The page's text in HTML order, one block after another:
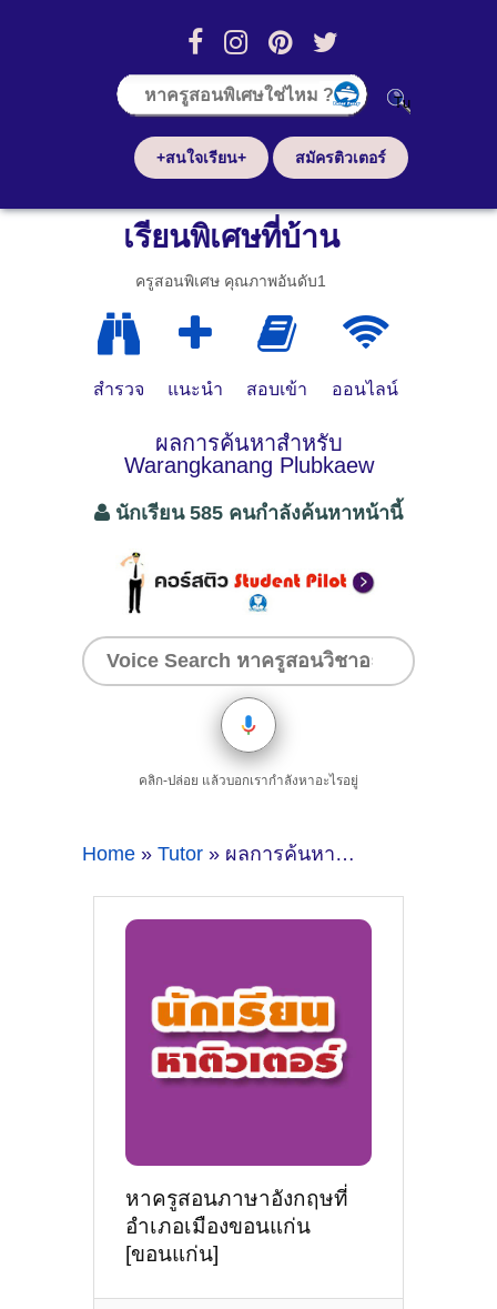
+สนใจเรียน+ สมัครติวเตอร์
เรียนพิเศษที่บ้าน
ครูสอนพิเศษ คุณภาพอันดับ1
สำรวจ แนะนำ สอบเข้า ออนไลน์
ผลการค้นหาสำหรับ
Warangkanang Plubkaew
นักเรียน 585 คนกำลังค้นหาหน้านี้
คลิก-ปล่อย แล้วบอกเรากำลังหาอะไรอยู่
Home » Tutor » ผลการค้นหาสำหรับ Warangkanang Plubkaew
หาครูสอนภาษาอังกฤษที่
อำเภอเมืองขอนแก่น
[ขอนแก่น]